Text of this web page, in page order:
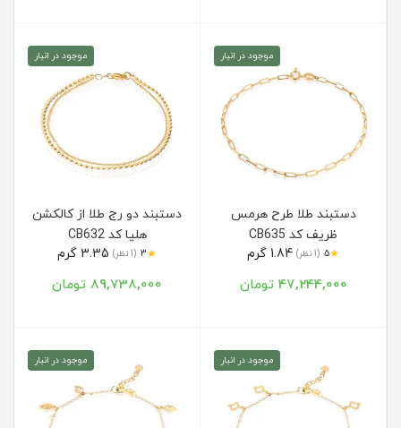
موجود در انبار
دستبند طلا طرح هرمس
ظریف کد CB635
★
5 (1 نظر)
47,244,000 تومان
موجود در انبار
دستبند دو رج طلا از کالکشن
هلیا کد CB632
★
3 (1 نظر)
89,738,000 تومان
موجود در انبار موجود در انبار